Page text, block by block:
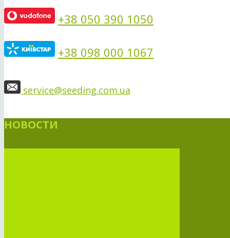
+38 050 390 1050
+38 098 000 1067
service@seeding.com.ua
НОВОСТИ